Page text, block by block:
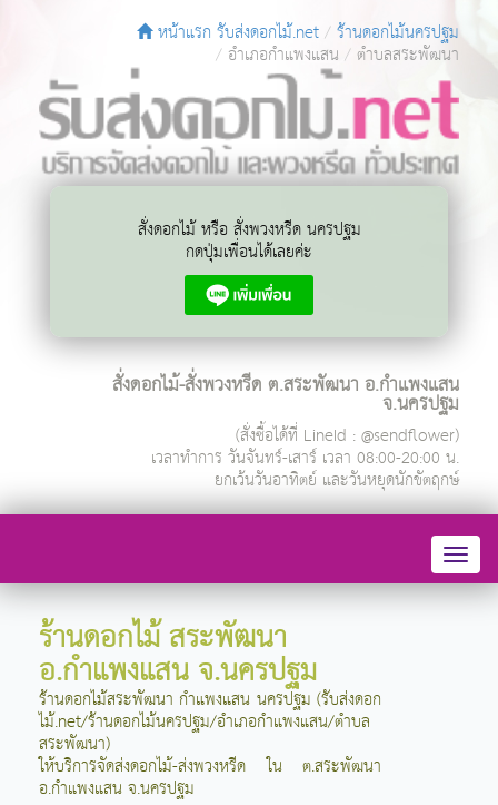
หน้าแรก รับส่งดอกไม้.net ร้านดอกไม้นครปฐม
อำเภอกำแพงแสน ตำบลสระพัฒนา
สั่งดอกไม้ หรือ สั่งพวงหรีด นครปฐม
กดปุ่มเพื่อนได้เลยค่ะ
สั่งดอกไม้-สั่งพวงหรีด ต.สระพัฒนา อ.กำแพงแสน
จ.นครปฐม
(สั่งซื้อได้ที่ LineId : @sendflower)
เวลาทำการ วันจันทร์-เสาร์ เวลา 08:00-20:00 น.
ยกเว้นวันอาทิตย์ และวันหยุดนักขัตฤกษ์
ร้านดอกไม้ สระพัฒนา
อ.กำแพงแสน จ.นครปฐม
ร้านดอกไม้สระพัฒนา กำแพงแสน นครปฐม (รับส่งดอก
ไม้.net/ร้านดอกไม้นครปฐม/อำเภอกำแพงแสน/ตำบล
สระพัฒนา)
ให้บริการจัดส่งดอกไม้-ส่งพวงหรีด ใน ต.สระพัฒนา
อ.กำแพงแสน จ.นครปฐม